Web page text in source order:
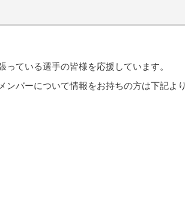
ている選手の皆様を応援しています。
ンバーについて情報をお持ちの方は下記よ